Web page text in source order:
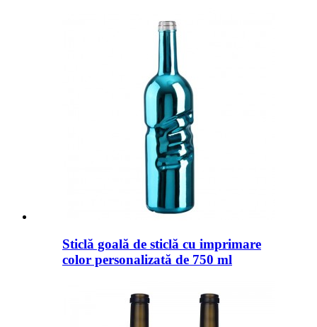
Sticlă goală de sticlă cu imprimare
color personalizată de 750 ml